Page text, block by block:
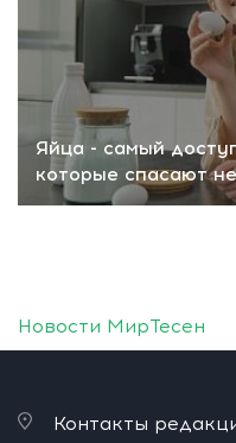
Яйца - самый
которые спасают
Новости МирТесен
Контакты